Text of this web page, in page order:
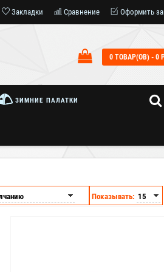
Закладки Сравнение Оформить
0 ТОВАР(ОВ) - 0
ЗИМНИЕ ПАЛАТКИ
Показывать: